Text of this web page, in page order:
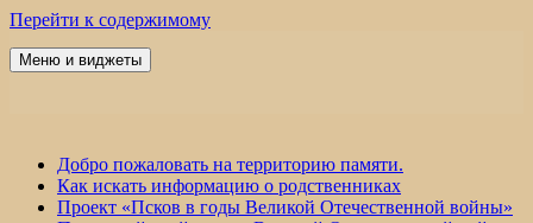
Перейти к содержимому
Победа 60
Меню и виджеты
Добро пожаловать на территорию памяти.
Как искать информацию о родственниках
Проект «Псков в годы Великой Отечественной войны»